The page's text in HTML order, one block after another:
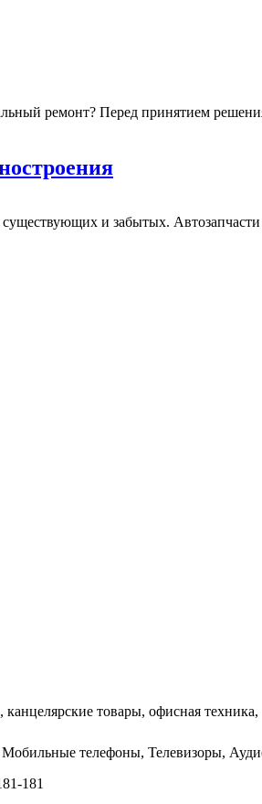
ремонт? Перед принятием
и забытых.
товары, офисная техника,
телефоны, Телевизоры,
181